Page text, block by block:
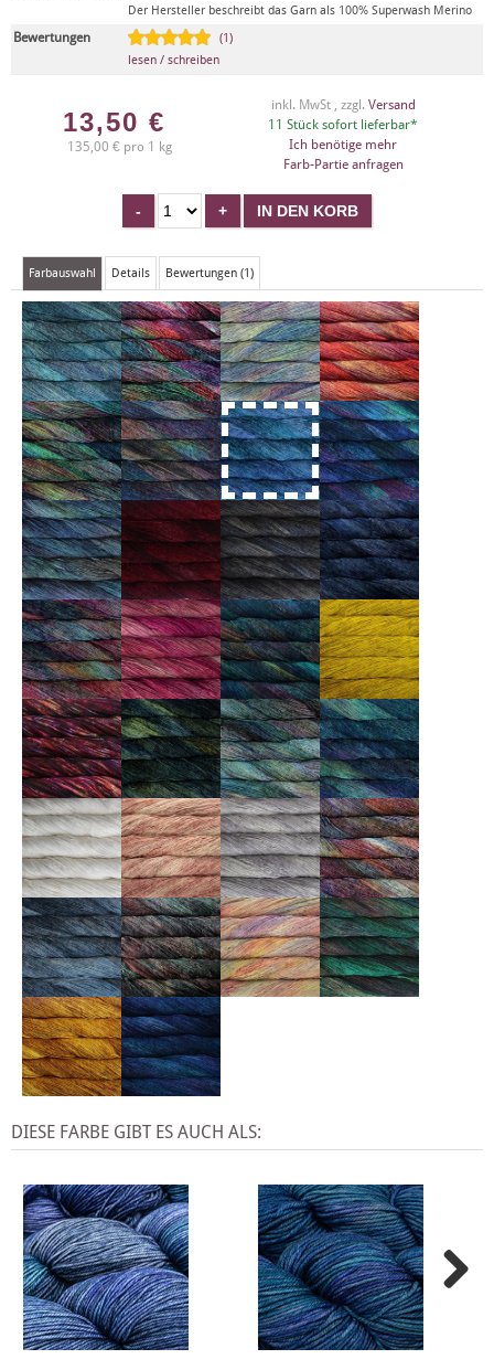
Der Hersteller beschreibt das Garn als 100% Superwash Merino
Bewertungen
(1)
lesen / schreiben
13,50 €
135,00 € pro 1 kg
inkl. MwSt , zzgl. Versand
11 Stück sofort lieferbar*
Ich benötige mehr
Farb-Partie anfragen
Farbauswahl Details Bewertungen (1)
DIESE FARBE GIBT ES AUCH ALS: